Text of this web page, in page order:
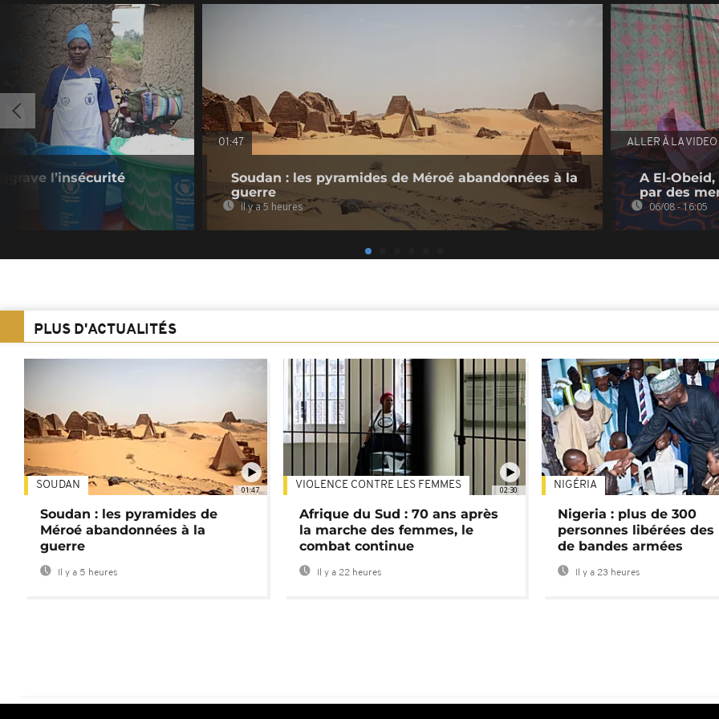
l’insécurité
01:47
Soudan : les pyramides de Méroé abandonnées à la
guerre
Il y a 5 heures
ALLER À LA VIDEO
A El-
par des
06/08 - 16:05
PLUS D'ACTUALITÉS
01:47
SOUDAN
Soudan : les pyramides de
Méroé abandonnées à la
guerre
Il y a 5 heures
02:30
VIOLENCE CONTRE LES FEMMES
Afrique du Sud : 70 ans après
la marche des femmes, le
combat continue
Il y a 22 heures
NIGÉRIA
Nigeria : plus de 300
personnes libérées des
de bandes armées
Il y a 23 heures